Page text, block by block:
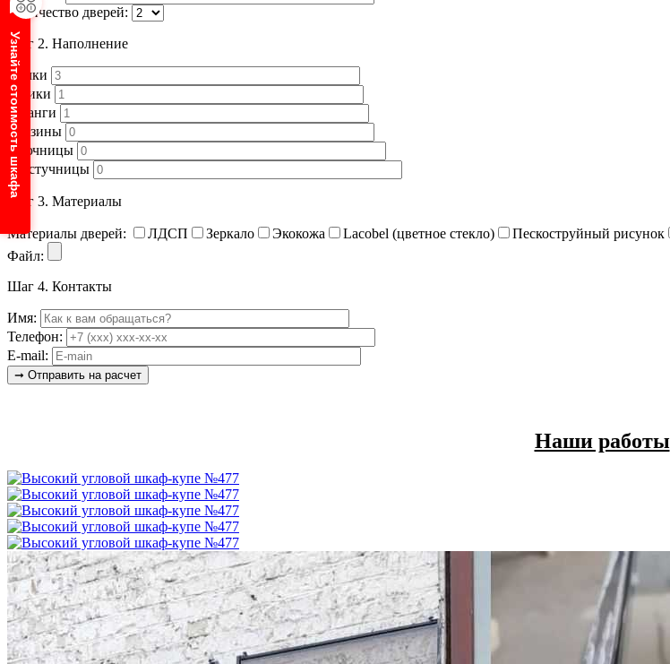
Количество дверей:
Шаг 2. Наполнение
Полки
Ящики
Штанги
Корзины
Брючницы
Галстучницы
Шаг 3. Материалы
Материалы дверей: ЛДСП Зеркало Экокожа Lacobel (цветное стекло) Пескоструйный рисунок
Файл:
Шаг 4. Контакты
Имя:
Телефон:
E-mail:
Наши работы
Узнайте стоимость шкафа